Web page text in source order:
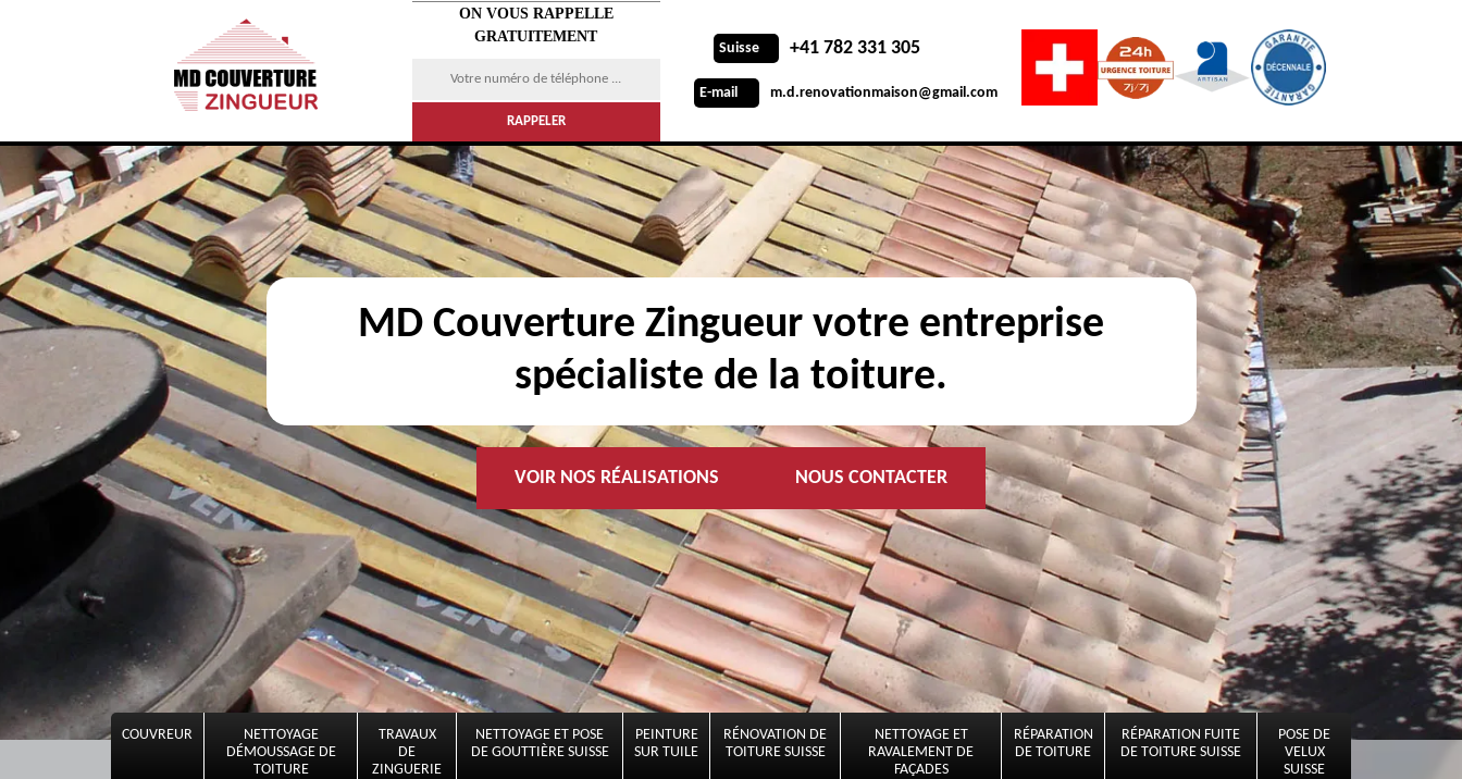
ON VOUS RAPPELLE
GRATUITEMENT
Suisse +41 782 331 305
E-mail m.d.renovationmaison@gmail.com
MD Couverture Zingueur votre entreprise
spécialiste de la toiture.
VOIR NOS RÉALISATIONS NOUS CONTACTER
COUVREUR
NETTOYAGE
DÉMOUSSAGE DE
TOITURE
TRAVAUX
DE
ZINGUERIE
NETTOYAGE ET POSE
DE GOUTTIÈRE SUISSE
PEINTURE
SUR TUILE
RÉNOVATION DE
TOITURE SUISSE
NETTOYAGE ET
RAVALEMENT DE
FAÇADES
RÉPARATION
DE TOITURE
RÉPARATION FUITE
DE TOITURE SUISSE
POSE DE
VELUX
SUISSE